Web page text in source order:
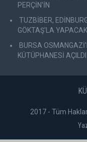
PERÇİN'İN
TUZBİBER,
GÖKTAŞ'LA YAPACAK
BURSA
KÜTÜPHANESİ AÇILDI
2017 - Tüm